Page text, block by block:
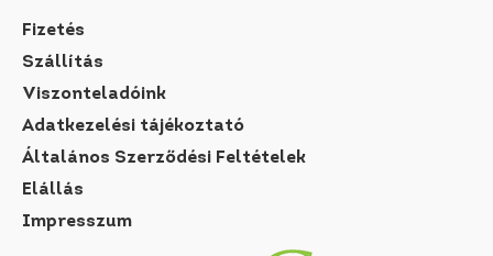
Fizetés
Szállítás
Viszonteladóink
Adatkezelési tájékoztató
Általános Szerződési Feltételek
Elállás
Impresszum